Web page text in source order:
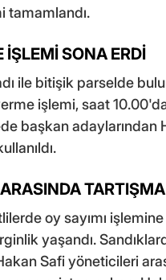
tamamlandı.
İŞLEMİ SONA ERDİ
ile bitişik parselde
işlemi, saat
başkan adaylarından
oy sayımı
yaşandı.
Safi yöneticileri